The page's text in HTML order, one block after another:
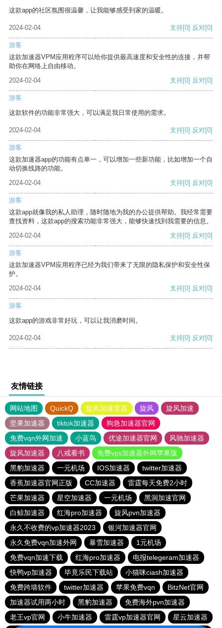
这款app的社区氛围很温馨，让我能够感受到家的温暖。
2024-02-04 支持[0] 反对[0]
游客
这款加速器VPM应用程序可以给你提供最高速度和安全性的连接，并帮
助你在网络上自由移动。
2024-02-04
支持[0] 反对[0]
游客
这款软件的功能非常强大，可以满足我日常使用的需求。
2024-02-04 支持[0] 反对[0]
游客
这款加速器app的功能有点单一，可以增加一些新功能，比如增加一个自
动切换线路的功能。
2024-02-04
支持[0] 反对[0]
游客
这款app就像我的私人助理，随时随地为我的办公提供帮助。我经常需要
查找资料，这款app的搜索功能非常强大，能够快速找到我需要的信息。
2024-02-04
支持[0] 反对[0]
游客
这款加速器VPM应用程序已经为我们带来了无限的隐私保护和安全性保
护。
2024-02-04
支持[0] 反对[0]
游客
这款app的游戏非常好玩，可以让我消磨时间。
2024-02-04 支持[0] 反对[0]
友情链接
网站地图 QuickQ 旋风加速度器 旋风
旋风加速
坚果加速器
tiktok加速器
狗急加速器官网
免费vqn外网加速
小蓝鸟 优途加速器官网
风驰加速器
旋风加速器
八戒看书
免费vps加速器外网苹果版
黑豹加速器
一元机场 IOS加速器
twitter加速器
香蕉加速器官网正版
CC加速器
雷霆每天免费2小时
芒果加速器
星空加速器 一元机场
黑洞加速官网
白鲸加速器
红海pro加速器
旋风pvn加速器
永久不收费的vp加速器2023
银河加速器官网
永久免费vqn加速外网
暴雪加速器
1元机场
免费vqn加速下载
红海pro加速器
电报telegeram加速器
快鸭vp加速器
毕竟乐民下载站
小猫咪ciash加速器
免费跨墙软件
twitter加速器 苹果免费vqn
BitzNet官网
加速器试用两小时
黑豹加速器
免费海外pvn加速器
老王vp官网
小牛加速器 雷霆vp加速器官网 星云加速器